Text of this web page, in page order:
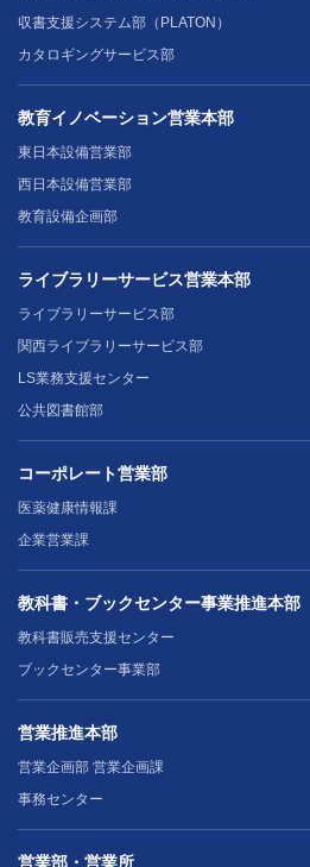
収書支援システム部（PLATON）
カタロギングサービス部
教育イノベーション営業本部
東日本設備営業部
西日本設備営業部
教育設備企画部
ライブラリーサービス営業本部
ライブラリーサービス部
関西ライブラリーサービス部
LS業務支援センター
公共図書館部
コーポレート営業部
医薬健康情報課
企業営業課
教科書・ブックセンター事業推進本部
教科書販売支援センター
ブックセンター事業部
営業推進本部
営業企画部 営業企画課
事務センター
営業部・営業所